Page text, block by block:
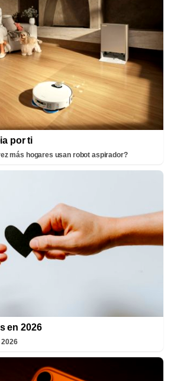
por ti
más hogares usan robot aspirador?
en 2026